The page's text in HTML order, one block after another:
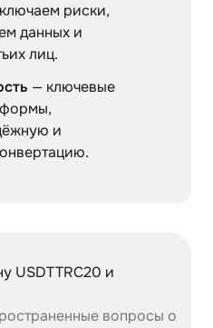
риски,
данных и
лиц.
— ключевые
и
USDTTRC20 и
вопросы о